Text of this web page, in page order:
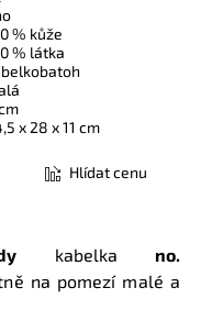
% kůže
% látka
x 28 x 11 cm
Hlídat cenu
kabelka no.
na pomezí malé a